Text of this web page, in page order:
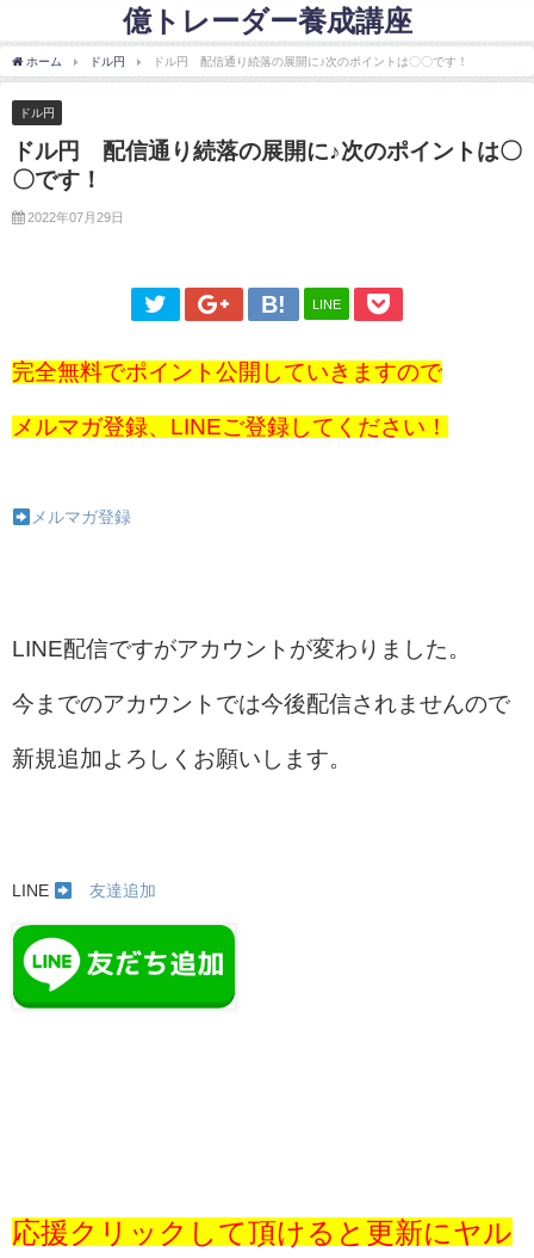
億トレーダー養成講座
ホーム ドル円 ドル円 配信通り続落の展開に♪次のポイントは〇〇です！
ドル円
ドル円 配信通り続落の展開に♪次のポイントは〇
〇です！
2022年07月29日
LINE
完全無料でポイント公開していきますので
メルマガ登録、LINEご登録してください！
メルマガ登録
LINE配信ですがアカウントが変わりました。
今までのアカウントでは今後配信されませんので
新規追加よろしくお願いします。
LINE 友達追加
応援クリックして頂けると更新にヤル